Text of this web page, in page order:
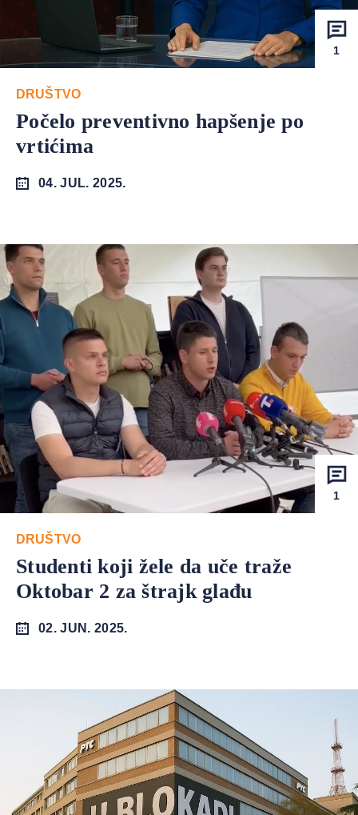
1
DRUŠTVO
Počelo preventivno hapšenje po
vrtićima
04. JUL. 2025.
1
DRUŠTVO
Studenti koji žele da uče traže
Oktobar 2 za štrajk glađu
02. JUN. 2025.